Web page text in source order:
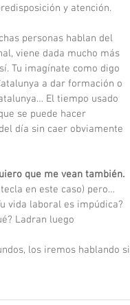
y atención.
personas hablan del
viene dada mucho más
Tu imagínate como digo
a dar formación o
El tiempo usado
se puede hacer
día sin caer obviamente
que me vean también.
en este caso) pero…
vida laboral es impúdica?
Ladran luego
los iremos hablando si